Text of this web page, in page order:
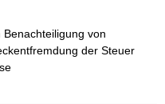
von
der Steuer